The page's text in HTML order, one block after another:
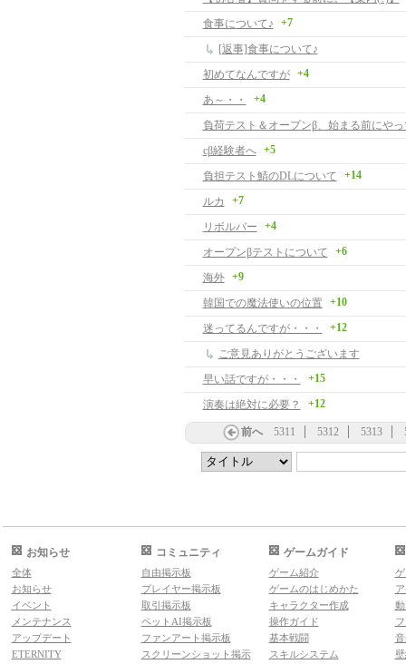
食事について♪
+7
[返事]食事について♪
初めてなんですが
+4
あ～・・ +4
負荷テスト＆オープンβ、始まる前にや
cβ経験者へ
+5
負担テスト鯖のDLについて +14
ルカ +7
リボルバー +4
オープンβテストについて +6
海外 +9
韓国での魔法使いの位置 +10
迷ってるんですが・・・ +12
ご意見ありがとうございます
早い話ですが・・・
+15
演奏は絶対に必要？ +12
前へ 5311 5312 5313
お知らせ
全体
お知らせ
イベント
メンテナンス
アップデート
ETERNITY
コミュニティ
自由掲示板
プレイヤー掲示板
取引掲示板
ペットAI掲示板
ファンアート掲示板
スクリーンショット掲示
ゲームガイド
ゲーム紹介
ゲームのはじめかた
キャラクター作成
操作ガイド
基本戦闘
スキルシステム